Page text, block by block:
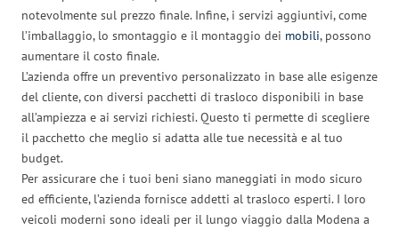
notevolmente sul prezzo finale. Infine, i servizi aggiuntivi, come
l’imballaggio, lo smontaggio e il montaggio dei mobili, possono
aumentare il costo finale.
L’azienda offre un preventivo personalizzato in base alle esigenze
del cliente, con diversi pacchetti di trasloco disponibili in base
all’ampiezza e ai servizi richiesti. Questo ti permette di scegliere
il pacchetto che meglio si adatta alle tue necessità e al tuo
budget.
Per assicurare che i tuoi beni siano maneggiati in modo sicuro
ed efficiente, l’azienda fornisce addetti al trasloco esperti. I loro
veicoli moderni sono ideali per il lungo viaggio dalla Modena a